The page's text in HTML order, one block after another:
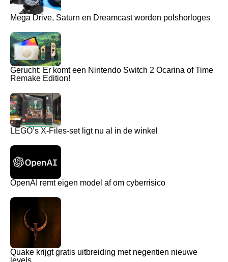
Mega Drive, Saturn en Dreamcast worden polshorloges
Gerucht: Er komt een Nintendo Switch 2 Ocarina of Time
Remake Edition!
LEGO’s X-Files-set ligt nu al in de winkel
OpenAI remt eigen model af om cyberrisico
Quake krijgt gratis uitbreiding met negentien nieuwe